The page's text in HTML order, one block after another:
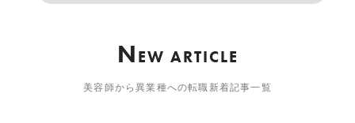
NEW ARTICLE
美容師から異業種への転職新着記事一覧